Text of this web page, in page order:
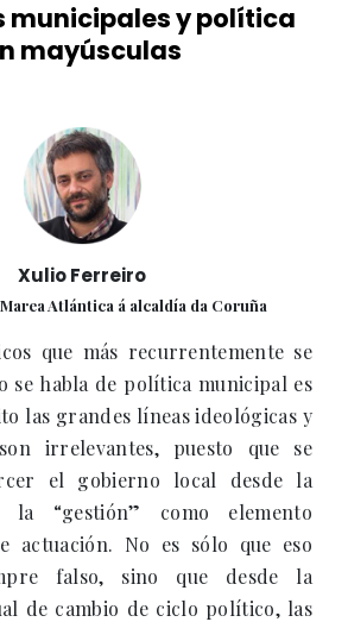
municipales y política
mayúsculas
Xulio Ferreiro
Atlántica á alcaldía da Coruña
que más recurrentemente se
se habla de política municipal es
las grandes líneas ideológicas y
irrelevantes, puesto que se
el gobierno local desde la
la “gestión” como elemento
actuación. No es sólo que eso
falso, sino que desde la
de cambio de ciclo político, las